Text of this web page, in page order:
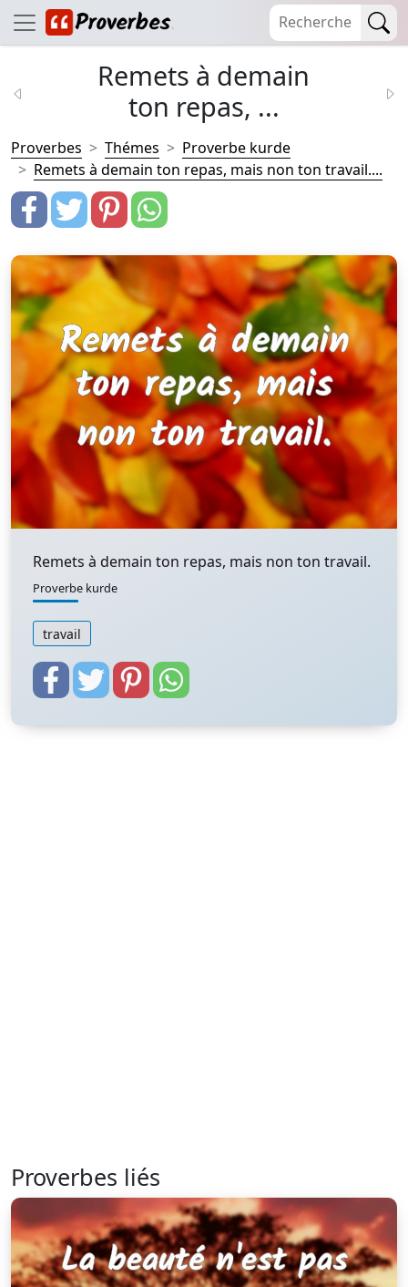
Remets à demain
ton repas, ...
Proverbes Thémes
Proverbe kurde
Remets à demain ton repas, mais non ton travail....
Remets à demain ton repas, mais non ton travail.
Proverbe kurde
travail
Proverbes liés